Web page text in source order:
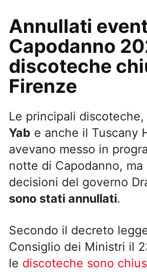
Annullati
Capodanno
discoteche
Firenze
Le principali discoteche,
Yab e anche il Tuscany
avevano messo in
notte di Capodanno,
decisioni del governo
sono stati annullati.
Secondo il decreto
Consiglio dei Ministri il
le discoteche sono